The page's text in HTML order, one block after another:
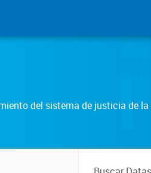
del sistema de justicia de la